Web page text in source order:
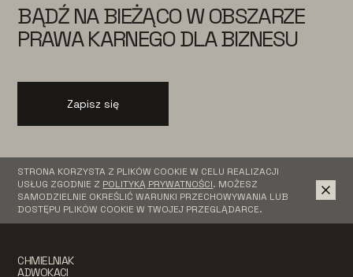
BĄDŹ NA BIEŻĄCO W OBSZARZE
PRAWA KARNEGO DLA BIZNESU
Zapisz się
STRONA KORZYSTA Z PLIKÓW COOKIE W CELU REALIZACJI
USŁUG ZGODNIE Z POLITYKĄ PRYWATNOŚCI. MOŻESZ
SAMODZIELNIE OKREŚLIĆ WARUNKI PRZECHOWYWANIA LUB
DOSTĘPU PLIKÓW COOKIE W TWOJEJ PRZEGLĄDARCE.
CHMIELNIAK
ADWOKACI